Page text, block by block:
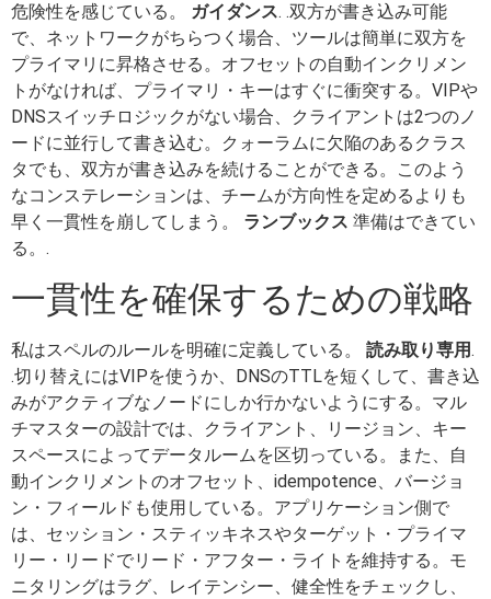
危険性を感じている。 ガイダンス. .双方が書き込み可能
で、ネットワークがちらつく場合、ツールは簡単に双方を
プライマリに昇格させる。オフセットの自動インクリメン
トがなければ、プライマリ・キーはすぐに衝突する。VIPや
DNSスイッチロジックがない場合、クライアントは2つのノ
ードに並行して書き込む。クォーラムに欠陥のあるクラス
タでも、双方が書き込みを続けることができる。このよう
なコンステレーションは、チームが方向性を定めるよりも
早く一貫性を崩してしまう。 ランブックス 準備はできてい
る。.
一貫性を確保するための戦略
私はスペルのルールを明確に定義している。 読み取り専用 .
.切り替えにはVIPを使うか、DNSのTTLを短くして、書き込
みがアクティブなノードにしか行かないようにする。マル
チマスターの設計では、クライアント、リージョン、キー
スペースによってデータルームを区切っている。また、自
動インクリメントのオフセット、idempotence、バージョ
ン・フィールドも使用している。アプリケーション側で
は、セッション・スティッキネスやターゲット・プライマ
リー・リードでリード・アフター・ライトを維持する。モ
ニタリングはラグ、レイテンシー、健全性をチェックし、